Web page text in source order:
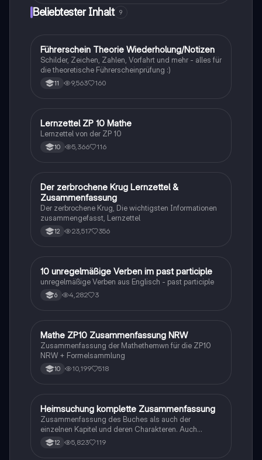
Extremwertaufgaben) und mehr. Ideal zur
Beliebtester Inhalt 9
Lerntipps
Führerschein Theorie Wiederholung/Notizen
Schilder, Zeichen, Zahlen, Vorfahrt und mehr - alles für
die theoretische Führerscheinprüfung :)
11 9,563 160
Mathe
Lernzettel ZP 10 Mathe
Lernzettel von der ZP 10
10 5,366 116
Deutsch
Der zerbrochene Krug Lernzettel &
Zusammenfassung
Der zerbrochene Krug, Die wichtigsten Informationen
zusammengefasst, Lernzettel
12 23,517 356
1 Englisch
10 unregelmäßige Verben im past participle
unregelmäßige Verben aus Englisch - past participle
6 4,282 3
Mathe
Mathe ZP10 Zusammenfassung NRW
Zusammenfassung der Mathethemwn für die ZP10
NRW + Formelsammlung
10 10,199 518
Deutsch
Heimsuchung komplette Zusammenfassung
Zusammenfassung des Buches als auch der
einzelnen Kapitel und deren Charakteren. Auch
tabellarisch. Im Unterricht ohne KI erstellt
12 5,823 119